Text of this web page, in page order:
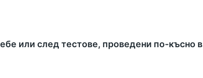
или след тестове, проведени по-късно в